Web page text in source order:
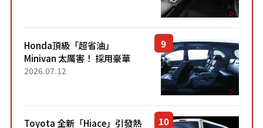
Honda頂級「超省油」
Minivan 太厲害！ 採用豪華
「真皮座椅」與專屬「黑色內
「三...
2026.07.12
Toyota 全新「Hiace」引發熱